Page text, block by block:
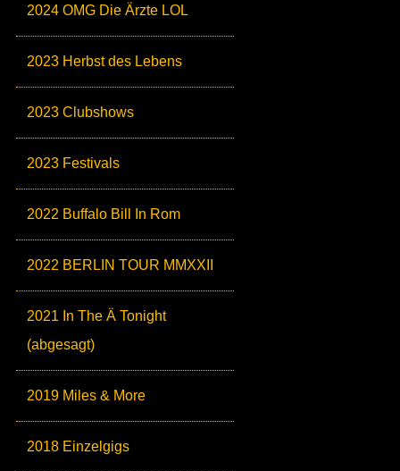
2024 OMG Die Ärzte LOL
2023 Herbst des Lebens
2023 Clubshows
2023 Festivals
2022 Buffalo Bill In Rom
2022 BERLIN TOUR MMXXII
2021 In The Ä Tonight
(abgesagt)
2019 Miles & More
2018 Einzelgigs